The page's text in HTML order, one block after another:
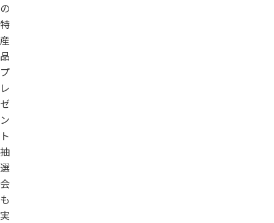
の
特
産
品
プ
レ
ゼ
ン
ト
抽
選
会
も
実